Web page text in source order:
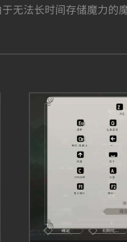
无法长时间存储魔力的